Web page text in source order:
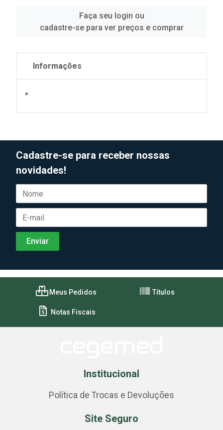
Faça seu login ou
cadastre-se para ver preços e comprar
Informações
*
Cadastre-se para receber nossas
novidades!
Meus Pedidos Títulos
Notas Fiscais
Institucional
Política de Trocas e Devoluções
Site Seguro